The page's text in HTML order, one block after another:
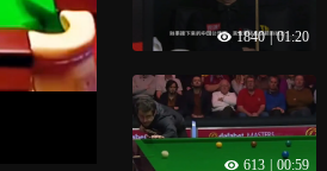
1840 | 01:20
613 00:59